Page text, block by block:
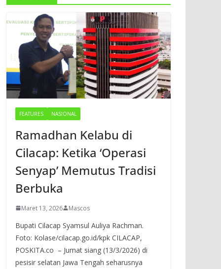
FEATURES NASIONAL
Ramadhan Kelabu di
Cilacap: Ketika ‘Operasi
Senyap’ Memutus Tradisi
Berbuka
Maret 13, 2026 Mascos
Bupati Cilacap Syamsul Auliya Rachman.
Foto: Kolase/cilacap.go.id/kpk CILACAP,
POSKITA.co – Jumat siang (13/3/2026) di
pesisir selatan Jawa Tengah seharusnya